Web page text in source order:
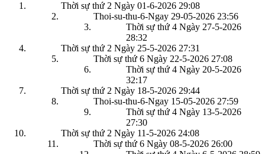
Thời sự thứ 2 Ngày 01-6-2026 29:08
Thoi-su-thu-6-Ngay 29-05-2026 23:56
Thời sự thứ 4 Ngày 27-5-2026
28:32
Thời sự thứ 2 Ngày 25-5-2026 27:31
Thời sự thứ 6 Ngày 22-5-2026 27:08
Thời sự thứ 4 Ngày 20-5-2026
32:17
Thời sự thứ 2 Ngày 18-5-2026 29:44
Thoi-su-thu-6-Ngay 15-05-2026 27:59
Thời sự thứ 4 Ngày 13-5-2026
27:30
Thời sự thứ 2 Ngày 11-5-2026 24:08
Thời sự thứ 6 Ngày 08-5-2026 26:00